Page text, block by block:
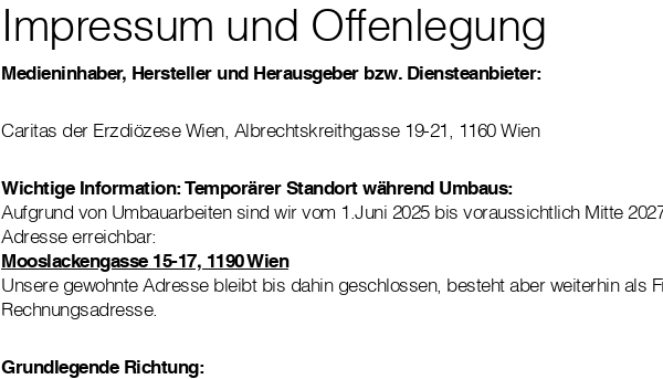
Impressum und Offenlegung
Medieninhaber, Hersteller und Herausgeber bzw. Diensteanbieter:
Caritas der Erzdiözese Wien, Albrechtskreithgasse 19-21, 1160 Wien
Wichtige Information: Temporärer Standort während Umbaus:
Aufgrund von Umbauarbeiten sind wir vom 1.Juni 2025 bis voraussichtlich Mitte
Adresse erreichbar:
Mooslackengasse 15-17, 1190 Wien
Unsere gewohnte Adresse bleibt bis dahin geschlossen, besteht aber weiterhin als
Rechnungsadresse.
Grundlegende Richtung: